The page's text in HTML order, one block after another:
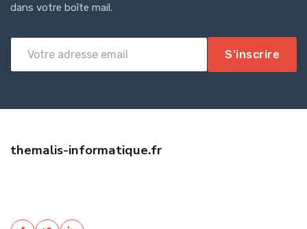
dans votre boîte mail.
S'inscrire
themalis-informatique.fr